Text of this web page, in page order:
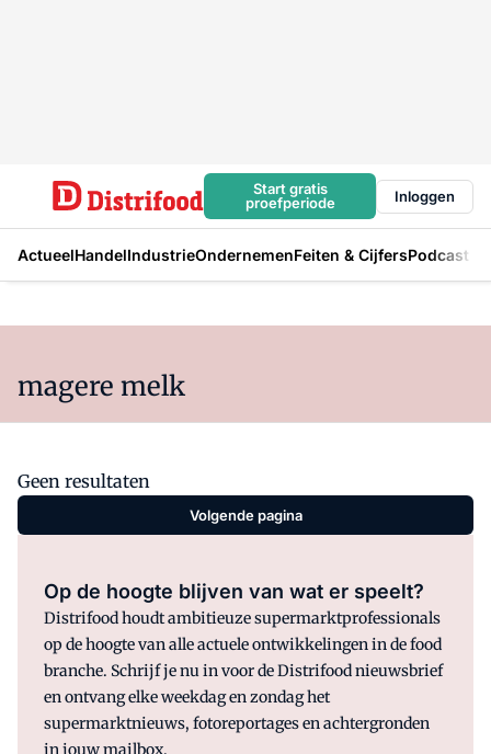
Start gratis
proefperiode
Inloggen
ActueelHandelIndustrieOndernemenFeiten & CijfersPodcast
magere melk
Geen resultaten
Volgende pagina
Op de hoogte blijven van wat er speelt?
Distrifood houdt ambitieuze supermarktprofessionals
op de hoogte van alle actuele ontwikkelingen in de food
branche. Schrijf je nu in voor de Distrifood nieuwsbrief
en ontvang elke weekdag en zondag het
supermarktnieuws, fotoreportages en achtergronden
in jouw mailbox.